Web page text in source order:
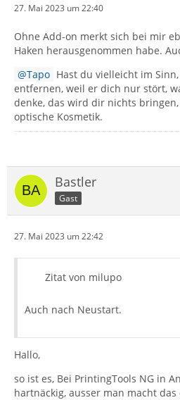
27. Mai 2023 um 22:40
Ohne Add-on merkt sich bei mir
Haken herausgenommen habe.
Tapo Hast du vielleicht im
entfernen, weil er dich nur stört,
denke, das wird dir nichts
optische Kosmetik.
Bastler
Gast
27. Mai 2023 um 22:42
Zitat von milupo
Auch nach Neustart.
Hallo,
so ist es, Bei PrintingTools NG in
hartnäckig, ausser man macht